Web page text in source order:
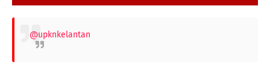
@upknkelantan